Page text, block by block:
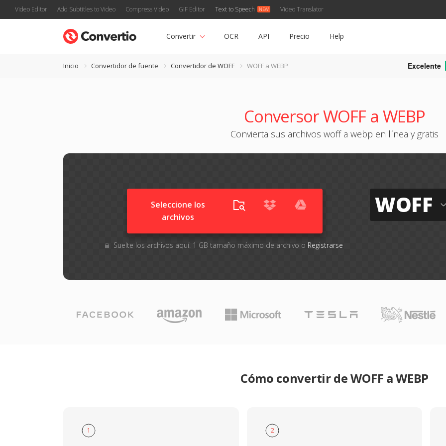
Video Editor Add Subtitles to Video Compress Video GIF Editor Text to Speech Video Translator
Convertir OCR API Precio Help
Inicio Convertidor de fuente Convertidor de WOFF WOFF a WEBP Excelente
Conversor WOFF a WEBP
Convierta sus archivos woff a webp en línea y gratis
Seleccione los
archivos
Suelte los archivos aquí. 1 GB tamaño máximo de archivo o Registrarse
WOFF
Cómo convertir de WOFF a WEBP
1 2